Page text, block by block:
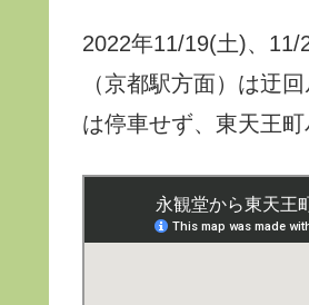
2022年11/19(土)、
（京都駅方面）は迂
は停車せず、東天王